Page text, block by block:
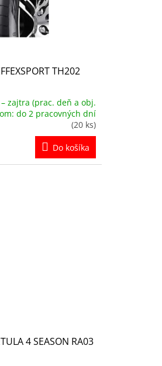
TH202
zajtra (prac. deň a obj.
do 2 pracovných dní
(20 ks)
Do košíka
4 SEASON RA03